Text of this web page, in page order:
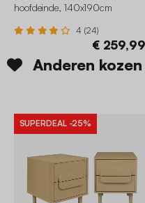
hoofdeinde, 140x190cm
4 (24)
€ 259,99
Anderen
SUPERDEAL -25%